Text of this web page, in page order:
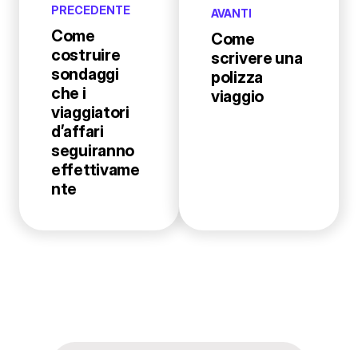
PRECEDENTE
Come
costruire
sondaggi
che i
viaggiatori
d’affari
seguiranno
effettivame
nte
AVANTI
Come
scrivere una
polizza
viaggio